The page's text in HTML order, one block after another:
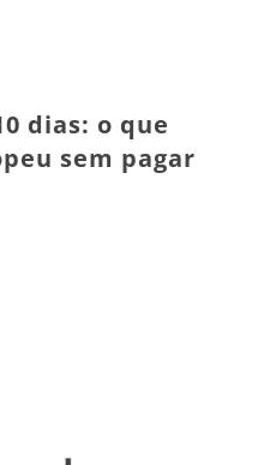
dias: o que
sem pagar